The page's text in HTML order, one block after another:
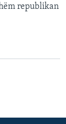
republikan